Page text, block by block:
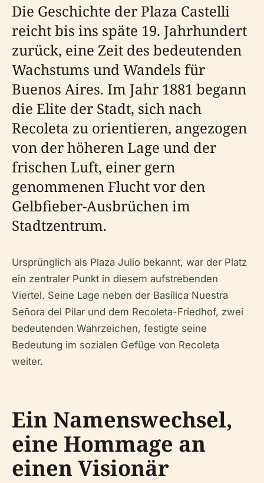
Die Geschichte der Plaza Castelli
reicht bis ins späte 19. Jahrhundert
zurück, eine Zeit des bedeutenden
Wachstums und Wandels für
Buenos Aires. Im Jahr 1881 begann
die Elite der Stadt, sich nach
Recoleta zu orientieren, angezogen
von der höheren Lage und der
frischen Luft, einer gern
genommenen Flucht vor den
Gelbfieber-Ausbrüchen im
Stadtzentrum.
Ursprünglich als Plaza Julio bekannt, war der Platz
ein zentraler Punkt in diesem aufstrebenden
Viertel. Seine Lage neben der Basílica Nuestra
Señora del Pilar und dem Recoleta-Friedhof, zwei
bedeutenden Wahrzeichen, festigte seine
Bedeutung im sozialen Gefüge von Recoleta
weiter.
Ein Namenswechsel,
eine Hommage an
einen Visionär